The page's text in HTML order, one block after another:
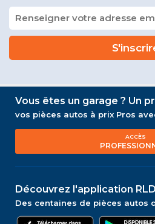
Vous êtes un garage ? Un
vos pièces autos à prix Pros
ACCÈS
Découvrez l'application
Des centaines de pièces autos